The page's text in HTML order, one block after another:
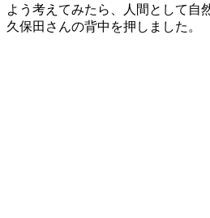
よう考えてみたら、人間として自
久保田さんの背中を押しました。